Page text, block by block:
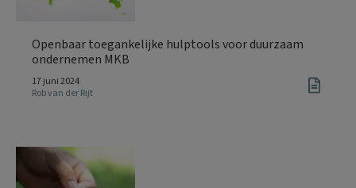
Openbaar toegankelijke hulptools voor duurzaam
ondernemen MKB
17 juni 2024
Rob van der Rijt